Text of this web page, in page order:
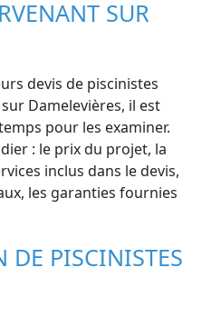
SUR
devis de piscinistes
Damelevières, il est
pour les examiner.
: le prix du projet, la
inclus dans le devis,
les garanties fournies
DE PISCINISTES